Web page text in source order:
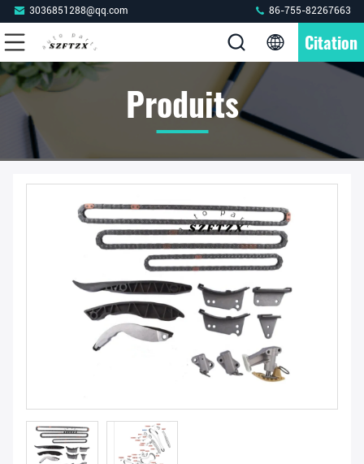
3036851288@qq.com 86-755-82267663
Citation
Produits